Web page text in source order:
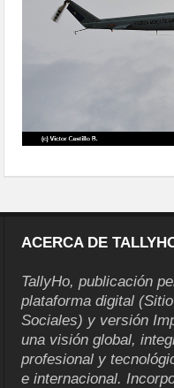
ACERCA DE
TallyHo, publicación
plataforma digital
Sociales) y versión
una visión global,
profesional y
e internacional.